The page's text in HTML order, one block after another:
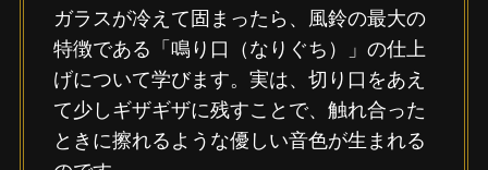
ガラスが冷えて固まったら、風鈴の最大の
特徴である「鳴り口（なりぐち）」の仕上
げについて学びます。実は、切り口をあえ
て少しギザギザに残すことで、触れ合った
ときに擦れるような優しい音色が生まれる